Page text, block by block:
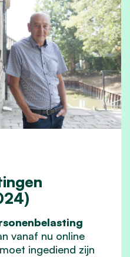
vanaf nu online
ingediend zijn